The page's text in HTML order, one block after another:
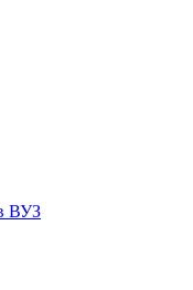
ВУЗ